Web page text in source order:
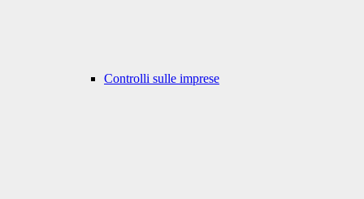
Controlli sulle imprese